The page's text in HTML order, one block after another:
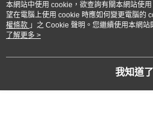
熱門標籤
本網站中使用 cookie，欲查詢有關本網站使
望在電腦上使用 cookie 時應如何變更電腦的
權條款 」之 Cookie 聲明。您繼續使用本網
用條款之 Cookie 聲明使用 cookie。
了解更多 >
我知道了